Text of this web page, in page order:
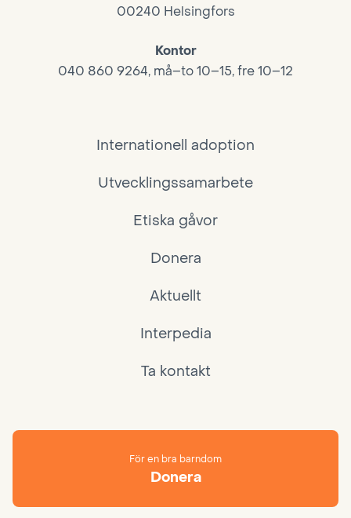
00240 Helsingfors
Kontor
040 860 9264, må–to 10–15, fre 10–12
Internationell adoption
Utvecklingssamarbete
Etiska gåvor
Donera
Aktuellt
Interpedia
Ta kontakt
För en bra barndom
Donera